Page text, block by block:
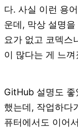
다. 사실 이런 용
운데, 막상 설명
요가 없고 코덱스
이 많다는 게 느껴
GitHub 설명도
했는데, 작업하다
퓨터에서도 이어